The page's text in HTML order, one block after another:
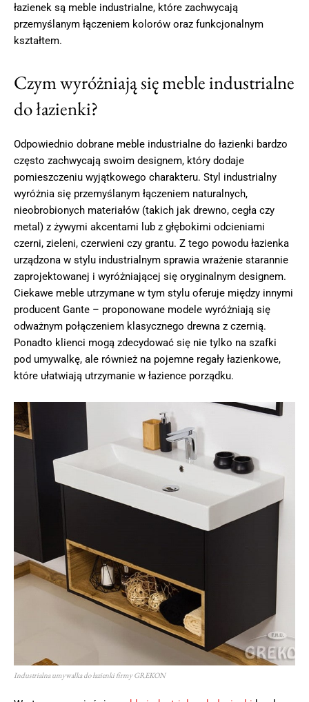
łazienek są meble industrialne, które zachwycają
przemyślanym łączeniem kolorów oraz funkcjonalnym
kształtem.
Czym wyróżniają się meble industrialne
do łazienki?
Odpowiednio dobrane meble industrialne do łazienki bardzo
często zachwycają swoim designem, który dodaje
pomieszczeniu wyjątkowego charakteru. Styl industrialny
wyróżnia się przemyślanym łączeniem naturalnych,
nieobrobionych materiałów (takich jak drewno, cegła czy
metal) z żywymi akcentami lub z głębokimi odcieniami
czerni, zieleni, czerwieni czy grantu. Z tego powodu łazienka
urządzona w stylu industrialnym sprawia wrażenie starannie
zaprojektowanej i wyróżniającej się oryginalnym designem.
Ciekawe meble utrzymane w tym stylu oferuje między innymi
producent Gante – proponowane modele wyróżniają się
odważnym połączeniem klasycznego drewna z czernią.
Ponadto klienci mogą zdecydować się nie tylko na szafki
pod umywalkę, ale również na pojemne regały łazienkowe,
które ułatwiają utrzymanie w łazience porządku.
Industrialna umywalka do łazienki firmy GREKON